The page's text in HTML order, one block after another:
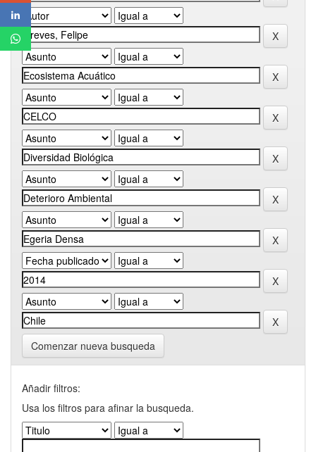
Comenzar nueva busqueda
Añadir filtros:
Usa los filtros para afinar la busqueda.